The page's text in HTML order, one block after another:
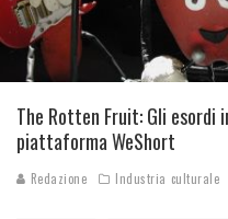
The Rotten Fruit: Gli esordi
piattaforma WeShort
Redazione Industria culturale